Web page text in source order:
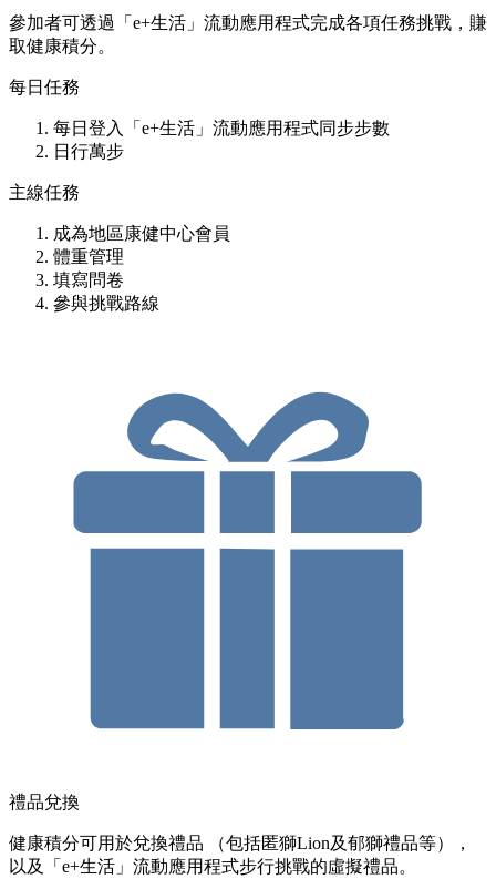
參加者可透過「e+生活」流動應用程式完成各項任務挑戰，賺
取健康積分。
每日任務
每日登入「e+生活」流動應用程式同步步數
日行萬步
主線任務
成為地區康健中心會員
體重管理
填寫問卷
參與挑戰路線
禮品兌換
健康積分可用於兌換禮品 （包括匿獅Lion及郁獅禮品等），
以及「e+生活」流動應用程式步行挑戰的虛擬禮品。